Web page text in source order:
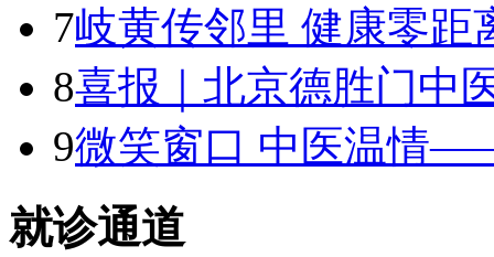
7岐黄传邻里 健康零
8喜报｜北京德胜门中
9微笑窗口 中医温情
就诊通道